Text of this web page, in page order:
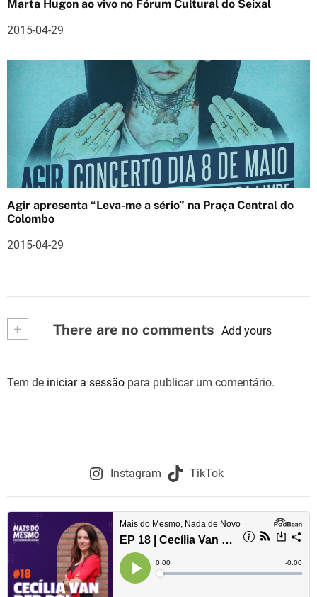
Marta Hugon ao vivo no Fórum Cultural do Seixal
2015-04-29
Agir apresenta “Leva-me a sério” na Praça Central do
Colombo
2015-04-29
+ There are no comments Add yours
Tem de iniciar a sessão para publicar um comentário.
Instagram TikTok